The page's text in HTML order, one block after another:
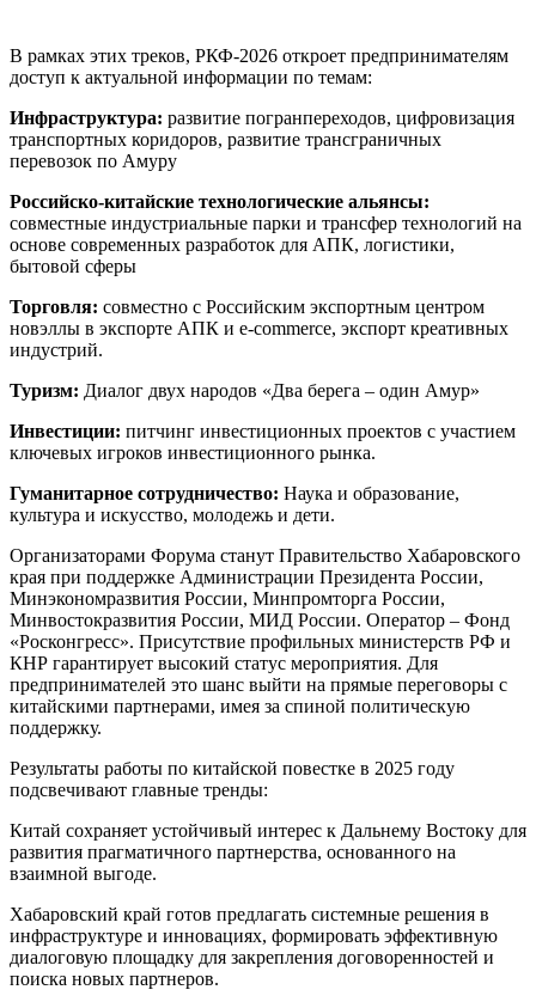
В рамках этих треков, РКФ-2026 откроет предпринимателям
доступ к актуальной информации по темам:
Инфраструктура: развитие погранпереходов, цифровизация
транспортных коридоров, развитие трансграничных
перевозок по Амуру
Российско-китайские технологические альянсы:
совместные индустриальные парки и трансфер технологий на
основе современных разработок для АПК, логистики,
бытовой сферы
Торговля: совместно с Российским экспортным центром
новэллы в экспорте АПК и e-commerce, экспорт креативных
индустрий.
Туризм: Диалог двух народов «Два берега – один Амур»
Инвестиции: питчинг инвестиционных проектов с участием
ключевых игроков инвестиционного рынка.
Гуманитарное сотрудничество: Наука и образование,
культура и искусство, молодежь и дети.
Организаторами Форума станут Правительство Хабаровского
края при поддержке Администрации Президента России,
Минэкономразвития России, Минпромторга России,
Минвостокразвития России, МИД России. Оператор – Фонд
«Росконгресс». Присутствие профильных министерств РФ и
КНР гарантирует высокий статус мероприятия. Для
предпринимателей это шанс выйти на прямые переговоры с
китайскими партнерами, имея за спиной политическую
поддержку.
Результаты работы по китайской повестке в 2025 году
подсвечивают главные тренды:
Китай сохраняет устойчивый интерес к Дальнему Востоку для
развития прагматичного партнерства, основанного на
взаимной выгоде.
Хабаровский край готов предлагать системные решения в
инфраструктуре и инновациях, формировать эффективную
диалоговую площадку для закрепления договоренностей и
поиска новых партнеров.